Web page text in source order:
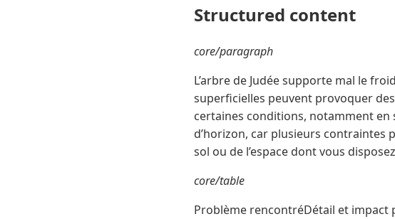
Structured content
core/paragraph
L’arbre de Judée supporte mal le
superficielles peuvent provoquer
certaines conditions, notamment
d’horizon, car plusieurs contraintes
sol ou de l’espace dont vous
core/table
Problème rencontréDétail et impact